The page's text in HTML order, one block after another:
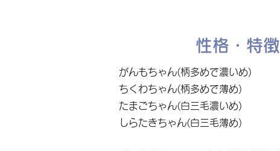
性格・特徴
がんもちゃん(柄多めで濃いめ)
ちくわちゃん(柄多めで薄め)
たまごちゃん(白三毛濃いめ)
しらたきちゃん(白三毛薄め)